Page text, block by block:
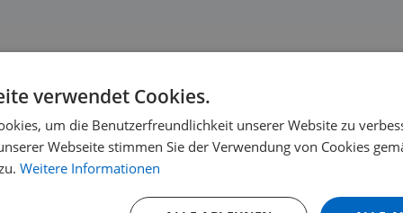
pulsierende 3D-
3D-Magnetfeldtherapie Biomag helfen derzeit
und renommierten Kliniken nutzen die
Verbesserung ihrer Gesundheit.
verwendet Cookies.
um die Benutzerfreundlichkeit unserer Website zu
Webseite stimmen Sie der Verwendung von Cookies
Weitere Informationen